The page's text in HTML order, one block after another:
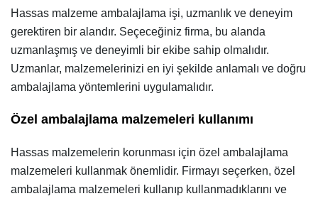
Hassas malzeme ambalajlama işi, uzmanlık ve deneyim
gerektiren bir alandır. Seçeceğiniz firma, bu alanda
uzmanlaşmış ve deneyimli bir ekibe sahip olmalıdır.
Uzmanlar, malzemelerinizi en iyi şekilde anlamalı ve doğru
ambalajlama yöntemlerini uygulamalıdır.
Özel ambalajlama malzemeleri kullanımı
Hassas malzemelerin korunması için özel ambalajlama
malzemeleri kullanmak önemlidir. Firmayı seçerken, özel
ambalajlama malzemeleri kullanıp kullanmadıklarını ve